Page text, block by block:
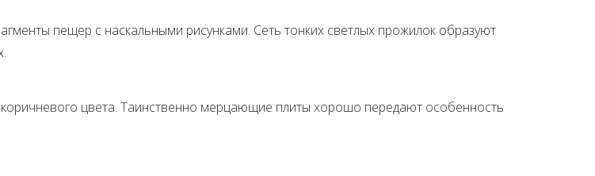
пещер с наскальными рисунками. Сеть тонких светлых прожилок образуют
цвета. Таинственно мерцающие плиты хорошо передают особенность